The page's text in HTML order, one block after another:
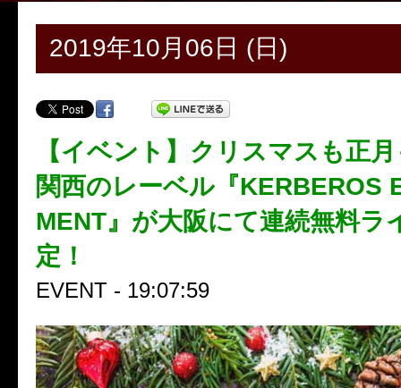
2019年10月06日 (日)
【イベント】クリスマスも正
関西のレーベル『KERBEROS
MENT』が大阪にて連続無料ラ
定！
EVENT - 19:07:59